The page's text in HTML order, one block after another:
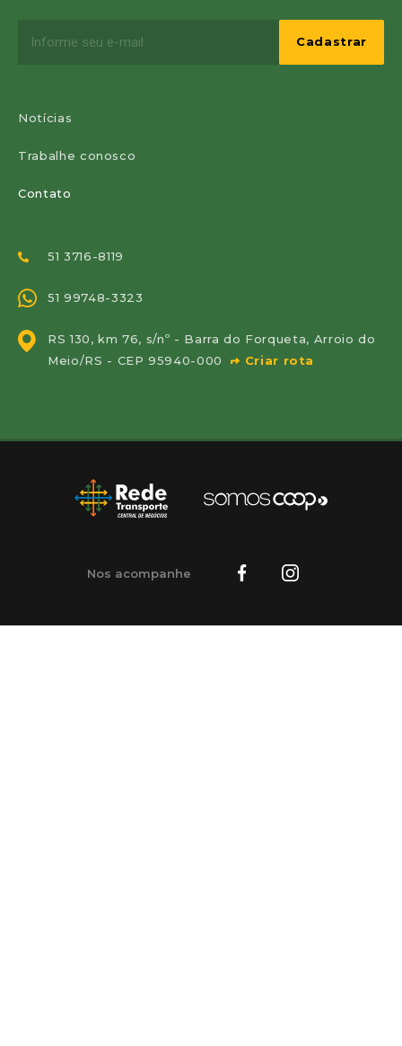
Notícias
Trabalhe conosco
Contato
51 3716-8119
51 99748-3323
RS 130, km 76, s/nº - Barra do Forqueta, Arroio do
Meio/RS - CEP 95940-000
Criar rota
Nos acompanhe